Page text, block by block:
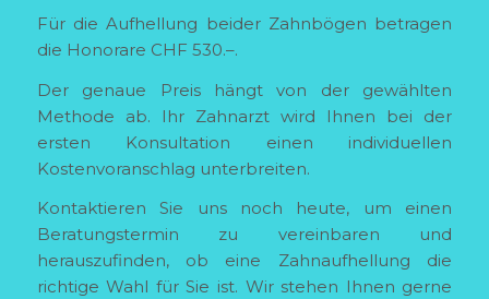
Für die Aufhellung beider Zahnbögen betragen
die Honorare CHF 530.–.
Der genaue Preis hängt von der gewählten
Methode ab. Ihr Zahnarzt wird Ihnen bei der
ersten Konsultation einen individuellen
Kostenvoranschlag unterbreiten.
Kontaktieren Sie uns noch heute, um einen
Beratungstermin zu vereinbaren und
herauszufinden, ob eine Zahnaufhellung die
richtige Wahl für Sie ist. Wir stehen Ihnen gerne